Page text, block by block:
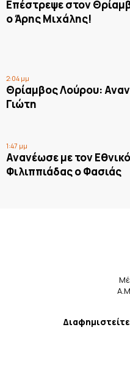
Επέστρεψε στον
ο Άρης Μιχάλης!
2:04 μμ
Θρίαμβος Λούρου:
Γιώτη
1:47 μμ
Ανανέωσε με τον Εθνικό
Φιλιππιάδας ο Φασιάς
Διαφημιστείτε